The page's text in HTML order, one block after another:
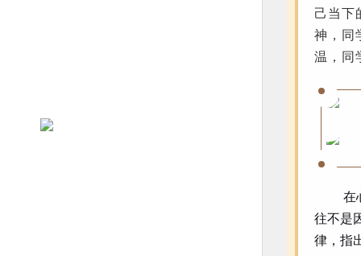
己当下
神，同
温，同
在
往不是
律，指